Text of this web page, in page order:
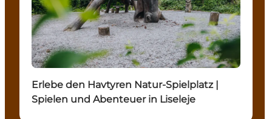
Erlebe den Havtyren Natur-Spielplatz |
Spielen und Abenteuer in Liseleje